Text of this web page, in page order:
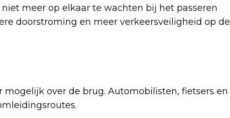
meer op elkaar te wachten bij het passeren
doorstroming en meer verkeersveiligheid op de
over de brug. Automobilisten, fietsers en